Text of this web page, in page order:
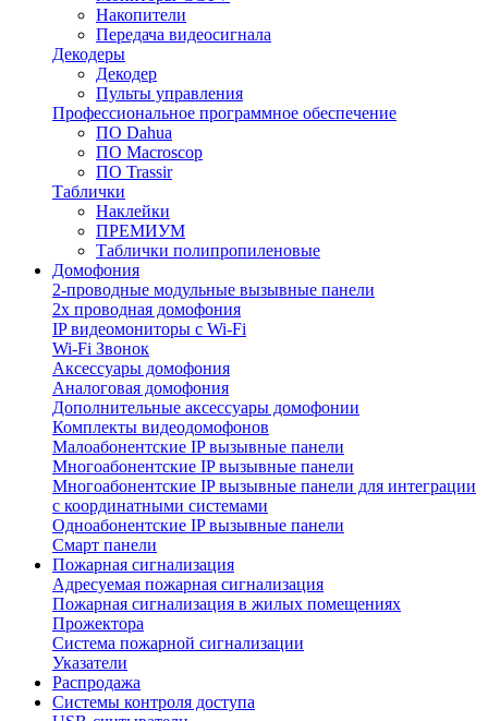
Накопители
Передача видеосигнала
Декодеры
Декодер
Пульты управления
Профессиональное программное обеспечение
ПО Dahua
ПО Macroscop
ПО Trassir
Таблички
Наклейки
ПРЕМИУМ
Таблички полипропиленовые
Домофония
2-проводные модульные вызывные панели
2х проводная домофония
IP видеомониторы с Wi-Fi
Wi-Fi Звонок
Аксессуары домофония
Аналоговая домофония
Дополнительные аксессуары домофонии
Комплекты видеодомофонов
Малоабонентские IP вызывные панели
Многоабонентские IP вызывные панели
Многоабонентские IP вызывные панели для интеграции
с координатными системами
Одноабонентские IP вызывные панели
Смарт панели
Пожарная сигнализация
Адресуемая пожарная сигнализация
Пожарная сигнализация в жилых помещениях
Прожектора
Система пожарной сигнализации
Указатели
Распродажа
Системы контроля доступа